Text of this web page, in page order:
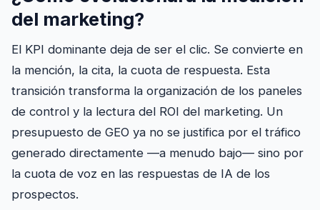
del marketing?
El KPI dominante deja de ser el clic. Se convierte en
la mención, la cita, la cuota de respuesta. Esta
transición transforma la organización de los paneles
de control y la lectura del ROI del marketing. Un
presupuesto de GEO ya no se justifica por el tráfico
generado directamente —a menudo bajo— sino por
la cuota de voz en las respuestas de IA de los
prospectos.